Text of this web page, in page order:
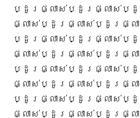
ប្ដូរផ្លាស់ប្ដូរផ្លាស់ប្
ផ្លាស់ប្ដូរផ្លាស់ប្ដូរផ្ល
ប្ដូរផ្លាស់ប្ដូរផ្លាស់ប្
ផ្លាស់ប្ដូរផ្លាស់ប្ដូរផ្ល
ប្ដូរផ្លាស់ប្ដូរផ្លាស់ប្
ផ្លាស់ប្ដូរផ្លាស់ប្ដូរផ្ល
ប្ដូរផ្លាស់ប្ដូរផ្លាស់ប្
ផ្លាស់ប្ដូរផ្លាស់ប្ដូរផ្ល